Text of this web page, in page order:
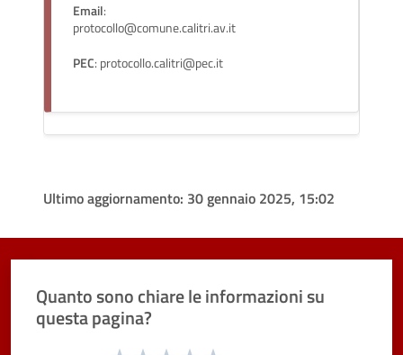
Email:
protocollo@comune.calitri.av.it
PEC: protocollo.calitri@pec.it
Ultimo aggiornamento: 30 gennaio 2025, 15:02
Quanto sono chiare le informazioni su
questa pagina?